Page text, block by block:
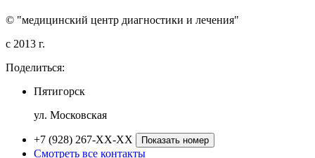
© "медицинский центр диагностики и лечения"
c 2013 г.
Поделиться:
Пятигорск
ул. Московская
+7 (928) 267-XX-XX Показать номер
Смотреть все контакты